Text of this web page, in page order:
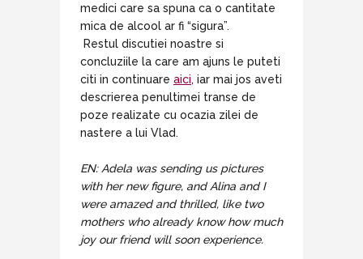
medici care sa spuna ca o cantitate
mica de alcool ar fi “sigura”.
Restul discutiei noastre si
concluziile la care am ajuns le puteti
citi in continuare aici, iar mai jos aveti
descrierea penultimei transe de
poze realizate cu ocazia zilei de
nastere a lui Vlad.
EN: Adela was sending us pictures
with her new figure, and Alina and I
were amazed and thrilled, like two
mothers who already know how much
joy our friend will soon experience.